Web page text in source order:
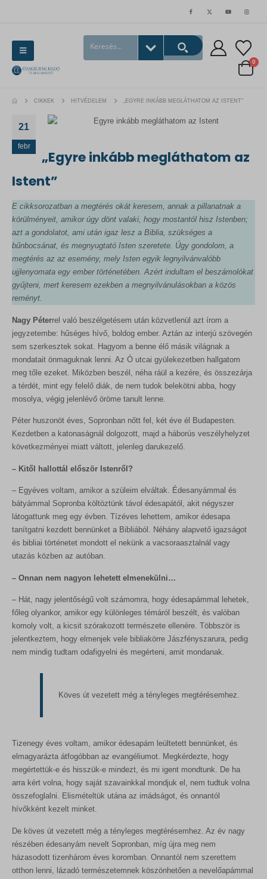
0
CIKKEK HITVÉDELEM „EGYRE INKÁBB MEGLÁTHATOM AZ ISTENT”
21
febr
„Egyre inkább megláthatom az
Istent”
E cikksorozatban a megtérés okát keresem, annak a pillanatnak a
körülményeit, amikor úgy dönt valaki, hogy mostantól hisz Istenben;
azt a gondolatot, ami után igaz lesz a Biblia, szükséges a
bűnbocsánat, és megnyugtató Isten szeretete. Úgy gondolom, a
megtérés az az esemény, mely Isten egyik legnyilvánvalóbb
ujjlenyomata egy ember történetében. Azért indultam el beszámolókat
gyűjteni, mert keresem ezekben a megnyilvánulásokban a közös
reményt.
Nagy Péterrel való beszélgetésem után közvetlenül azt írom a
jegyzetembe: hűséges hívő, boldog ember. Aztán az interjú szövegén
sem szerkesztek sokat. Hagyom a benne élő másik világnak a
mondatait önmaguknak lenni. Az Ó utcai gyülekezetben hallgatom
meg tőle ezeket. Miközben beszél, néha ráül a kezére, és összezárja
a térdét, mint egy felelő diák, de nem tudok belekötni abba, hogy
mosolya, végig jelenlévő öröme tanult lenne.
Péter huszonöt éves, Sopronban nőtt fel, két éve él Budapesten.
Kezdetben a katonaságnál dolgozott, majd a háborús veszélyhelyzet
következményei miatt váltott, jelenleg darukezelő.
– Kitől hallottál először Istenről?
– Egyéves voltam, amikor a szüleim elváltak. Édesanyámmal és
bátyámmal Sopronba költöztünk távol édesapától, akit négyszer
látogattunk meg egy évben. Tízéves lehettem, amikor édesapa
tanítgatni kezdett bennünket a Bibliából. Néhány alapvető igazságot
és bibliai történetet mondott el nekünk a vacsoraasztalnál vagy
utazás közben az autóban.
– Onnan nem nagyon lehetett elmenekülni…
– Hát, nagy jelentőségű volt számomra, hogy édesapámmal lehetek,
főleg olyankor, amikor egy különleges témáról beszélt, és valóban
komoly volt, a kicsit szórakozott természete ellenére. Többször is
jelentkeztem, hogy elmenjek vele bibliakörre Jászfényszarura, pedig
nem mindig tudtam odafigyelni és megérteni, amit mondanak.
Köves út vezetett még a tényleges megtérésemhez.
Tizenegy éves voltam, amikor édesapám leültetett bennünket, és
elmagyarázta átfogóbban az evangéliumot. Megkérdezte, hogy
megértettük-e és hisszük-e mindezt, és mi igent mondtunk. De ha
arra kért volna, hogy saját szavainkkal mondjuk el, nem tudtuk volna
összefoglalni. Elismételtük utána az imádságot, és onnantól
hívőkként kezelt minket.
De köves út vezetett még a tényleges megtérésemhez. Az év nagy
részében édesanyám nevelt Sopronban, míg újra meg nem
házasodott tizenhárom éves koromban. Onnantól nem szerettem
otthon lenni, lázadó természetemnek köszönhetően a nevelőapámmal